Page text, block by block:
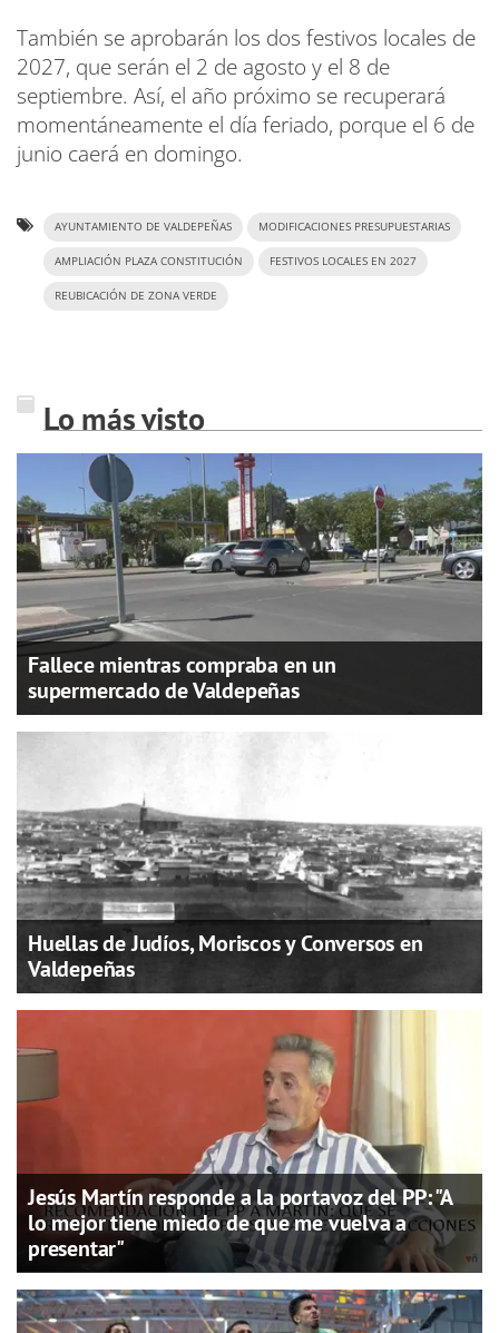
También se aprobarán los dos festivos locales de
2027, que serán el 2 de agosto y el 8 de
septiembre. Así, el año próximo se recuperará
momentáneamente el día feriado, porque el 6 de
junio caerá en domingo.
AYUNTAMIENTO DE VALDEPEÑAS MODIFICACIONES PRESUPUESTARIAS
AMPLIACIÓN PLAZA CONSTITUCIÓN FESTIVOS LOCALES EN 2027
REUBICACIÓN DE ZONA VERDE
Lo más visto
Fallece mientras compraba en un
supermercado de Valdepeñas
Huellas de Judíos, Moriscos y Conversos en
Valdepeñas
Jesús Martín responde a la portavoz del PP: "A
lo mejor tiene miedo de que me vuelva a
presentar"